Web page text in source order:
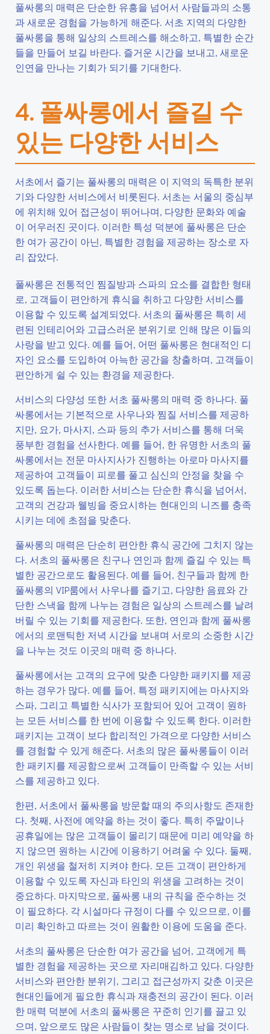
풀싸롱의 매력은 단순한 유흥을 넘어서 사람들과의 소통
과 새로운 경험을 가능하게 해준다. 서초 지역의 다양한
풀싸롱을 통해 일상의 스트레스를 해소하고, 특별한 순간
들을 만들어 보길 바란다. 즐거운 시간을 보내고, 새로운
인연을 만나는 기회가 되기를 기대한다.
4. 풀싸롱에서 즐길 수
있는 다양한 서비스
서초에서 즐기는 풀싸롱의 매력은 이 지역의 독특한 분위
기와 다양한 서비스에서 비롯된다. 서초는 서울의 중심부
에 위치해 있어 접근성이 뛰어나며, 다양한 문화와 예술
이 어우러진 곳이다. 이러한 특성 덕분에 풀싸롱은 단순
한 여가 공간이 아닌, 특별한 경험을 제공하는 장소로 자
리 잡았다.
풀싸롱은 전통적인 찜질방과 스파의 요소를 결합한 형태
로, 고객들이 편안하게 휴식을 취하고 다양한 서비스를
이용할 수 있도록 설계되었다. 서초의 풀싸롱은 특히 세
련된 인테리어와 고급스러운 분위기로 인해 많은 이들의
사랑을 받고 있다. 예를 들어, 어떤 풀싸롱은 현대적인 디
자인 요소를 도입하여 아늑한 공간을 창출하며, 고객들이
편안하게 쉴 수 있는 환경을 제공한다.
서비스의 다양성 또한 서초 풀싸롱의 매력 중 하나다. 풀
싸롱에서는 기본적으로 사우나와 찜질 서비스를 제공하
지만, 요가, 마사지, 스파 등의 추가 서비스를 통해 더욱
풍부한 경험을 선사한다. 예를 들어, 한 유명한 서초의 풀
싸롱에서는 전문 마사지사가 진행하는 아로마 마사지를
제공하여 고객들이 피로를 풀고 심신의 안정을 찾을 수
있도록 돕는다. 이러한 서비스는 단순한 휴식을 넘어서,
고객의 건강과 웰빙을 중요시하는 현대인의 니즈를 충족
시키는 데에 초점을 맞춘다.
풀싸롱의 매력은 단순히 편안한 휴식 공간에 그치지 않는
다. 서초의 풀싸롱은 친구나 연인과 함께 즐길 수 있는 특
별한 공간으로도 활용된다. 예를 들어, 친구들과 함께 한
풀싸롱의 VIP룸에서 사우나를 즐기고, 다양한 음료와 간
단한 스낵을 함께 나누는 경험은 일상의 스트레스를 날려
버릴 수 있는 기회를 제공한다. 또한, 연인과 함께 풀싸롱
에서의 로맨틱한 저녁 시간을 보내며 서로의 소중한 시간
을 나누는 것도 이곳의 매력 중 하나다.
풀싸롱에서는 고객의 요구에 맞춘 다양한 패키지를 제공
하는 경우가 많다. 예를 들어, 특정 패키지에는 마사지와
스파, 그리고 특별한 식사가 포함되어 있어 고객이 원하
는 모든 서비스를 한 번에 이용할 수 있도록 한다. 이러한
패키지는 고객이 보다 합리적인 가격으로 다양한 서비스
를 경험할 수 있게 해준다. 서초의 많은 풀싸롱들이 이러
한 패키지를 제공함으로써 고객들이 만족할 수 있는 서비
스를 제공하고 있다.
한편, 서초에서 풀싸롱을 방문할 때의 주의사항도 존재한
다. 첫째, 사전에 예약을 하는 것이 좋다. 특히 주말이나
공휴일에는 많은 고객들이 몰리기 때문에 미리 예약을 하
지 않으면 원하는 시간에 이용하기 어려울 수 있다. 둘째,
개인 위생을 철저히 지켜야 한다. 모든 고객이 편안하게
이용할 수 있도록 자신과 타인의 위생을 고려하는 것이
중요하다. 마지막으로, 풀싸롱 내의 규칙을 준수하는 것
이 필요하다. 각 시설마다 규정이 다를 수 있으므로, 이를
미리 확인하고 따르는 것이 원활한 이용에 도움을 준다.
서초의 풀싸롱은 단순한 여가 공간을 넘어, 고객에게 특
별한 경험을 제공하는 곳으로 자리매김하고 있다. 다양한
서비스와 편안한 분위기, 그리고 접근성까지 갖춘 이곳은
현대인들에게 필요한 휴식과 재충전의 공간이 된다. 이러
한 매력 덕분에 서초의 풀싸롱은 꾸준히 인기를 끌고 있
으며, 앞으로도 많은 사람들이 찾는 명소로 남을 것이다.